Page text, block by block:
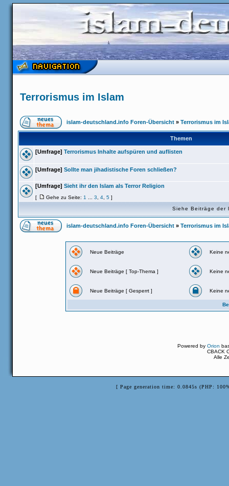
Terrorismus im Islam
islam-deutschland.info Foren-Übersicht » Terrorismus im
Themen
[Umfrage] Terrorismus Inhalte aufspüren und auflisten
[Umfrage] Sollte man jihadistische Foren schließen?
[Umfrage] Sieht ihr den Islam als Terror Religion
[ Gehe zu Seite: 1 3 4 5 ]
Siehe Beiträge
islam-deutschland.info Foren-Übersicht » Terrorismus im
Neue Beiträge Keine
Neue Beiträge [ Top-Thema ] Keine
Neue Beiträge [ Gesperrt ] Keine
Powered byOrion
CBACK
Alle
[ Page generation time: 0.0845s (PHP: